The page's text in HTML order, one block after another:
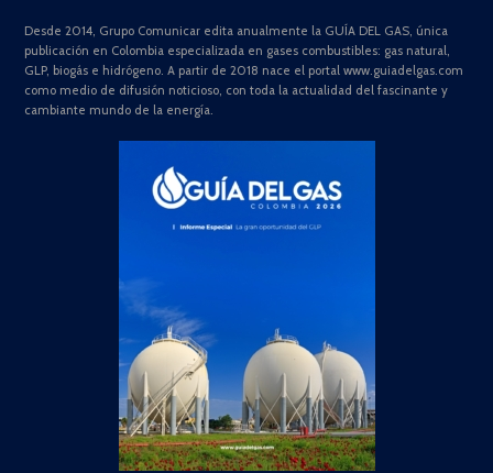
Desde 2014, Grupo Comunicar edita anualmente la GUÍA DEL GAS, única
publicación en Colombia especializada en gases combustibles: gas natural,
GLP, biogás e hidrógeno. A partir de 2018 nace el portal www.guiadelgas.com
como medio de difusión noticioso, con toda la actualidad del fascinante y
cambiante mundo de la energía.